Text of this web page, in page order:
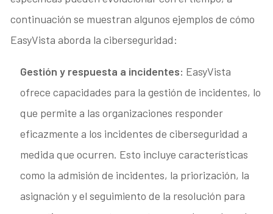
continuación se muestran algunos ejemplos de cómo
EasyVista aborda la ciberseguridad:
Gestión y respuesta a incidentes: EasyVista
ofrece capacidades para la gestión de incidentes, lo
que permite a las organizaciones responder
eficazmente a los incidentes de ciberseguridad a
medida que ocurren. Esto incluye características
como la admisión de incidentes, la priorización, la
asignación y el seguimiento de la resolución para